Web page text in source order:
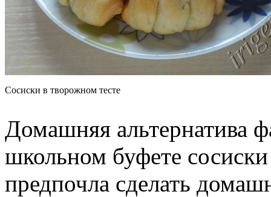
Сосиски в творожном тесте
Домашняя альтернатива
школьном буфете
предпочла сделать